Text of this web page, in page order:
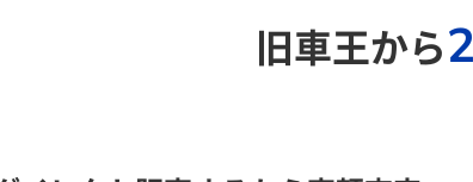
旧車王から2